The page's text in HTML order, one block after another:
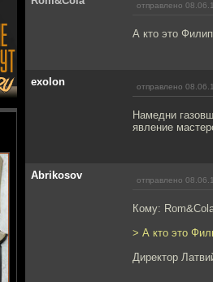
отправлено
А кто это
exolon отправлено
Намедни
явление
Abrikosov отправлено
Кому:
> А кто это
Директор